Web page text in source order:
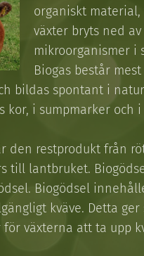
organiskt material,
växter bryts ned av
mikroorganismer i
Biogas består
bildas spontant i
kor, i sumpmarker och
den restprodukt från
till lantbruket.
Biogödsel
kväve. Detta ger
växterna att ta upp